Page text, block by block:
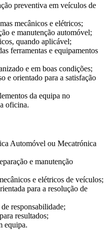
preventiva em veículos de
mecânicos e elétricos;
e manutenção automóvel;
quando aplicável;
ferramentas e equipamentos
e em boas condições;
e orientado para a satisfação
da equipa no
oficina.
Automóvel ou Mecatrónica
e manutenção
e elétricos de veículos;
para a resolução de
responsabilidade;
resultados;
equipa.